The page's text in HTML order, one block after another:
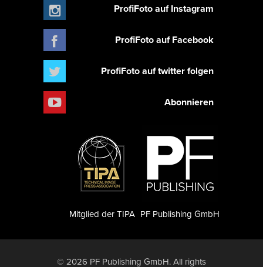
ProfiFoto auf Instagram
ProfiFoto auf Facebook
ProfiFoto auf twitter folgen
Abonnieren
PF Publishing GmbH
Mitglied der TIPA
© 2026 PF Publishing GmbH. All rights